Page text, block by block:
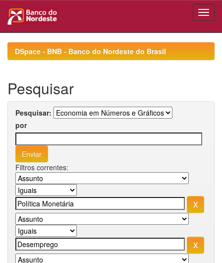
navigationDSpace - BNB - Banco do Nordeste do Brasil
Pesquisar
Pesquisar:
por
Filtros correntes: